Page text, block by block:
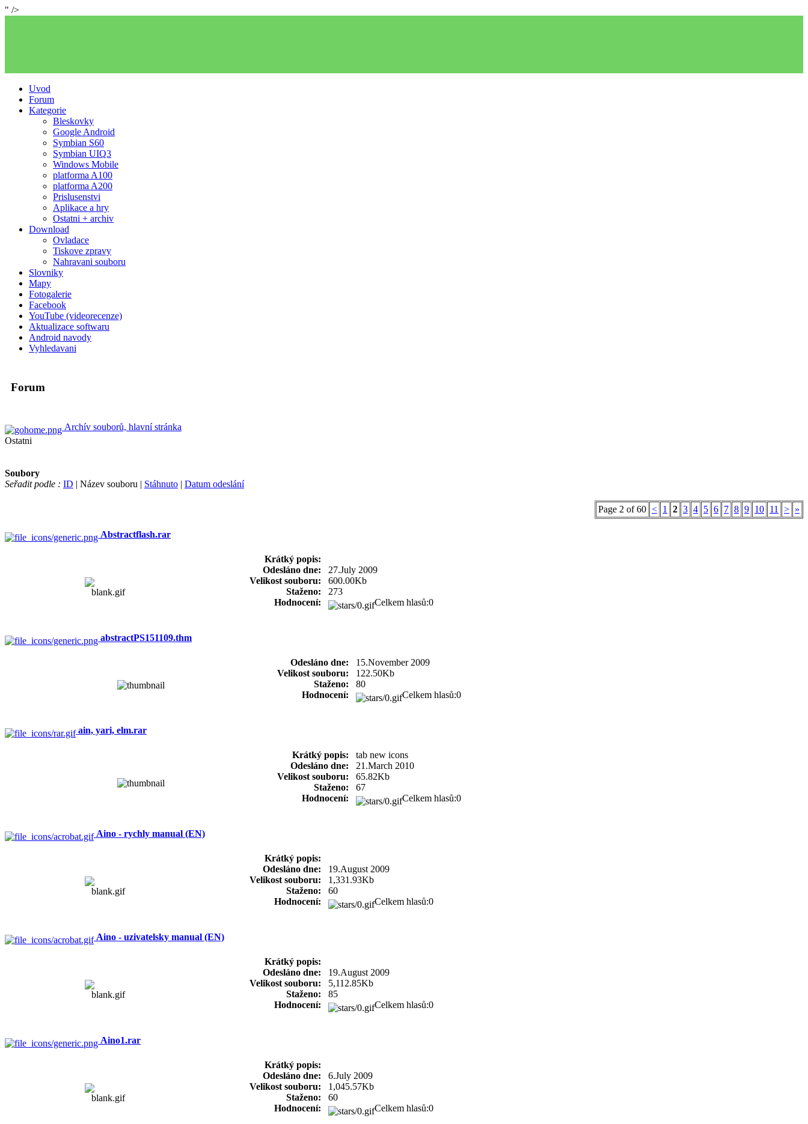
" />
Uvod
Forum
Kategorie
Bleskovky
Google Android
Symbian S60
Symbian UIQ3
Windows Mobile
platforma A100
platforma A200
Prislusenstvi
Aplikace a hry
Ostatni + archiv
Download
Ovladace
Tiskove zpravy
Nahravani souboru
Slovniky
Mapy
Fotogalerie
Facebook
YouTube (videorecenze)
Aktualizace softwaru
Android navody
Vyhledavani
Forum
Archív souborů, hlavní stránka
Ostatni
Soubory
Seřadit podle : ID | Název souboru | Stáhnuto | Datum odeslání
Page 2 of 60 < 1 2 3 4 5 6 7 8 9 10 11 > »
Abstractflash.rar
Krátký popis:
Odesláno dne:
27.July 2009
Velikost souboru:
600.00Kb
Staženo:
273
Hodnocení:
Celkem hlasů:0
abstractPS151109.thm
Odesláno dne:
15.November 2009
Velikost souboru:
122.50Kb
Staženo:
80
Hodnocení:
Celkem hlasů:0
ain, yari, elm.rar
Krátký popis:
tab new icons
Odesláno dne:
21.March 2010
Velikost souboru:
65.82Kb
Staženo:
67
Hodnocení:
Celkem hlasů:0
Aino - rychly manual (EN)
Krátký popis:
Odesláno dne:
19.August 2009
Velikost souboru:
1,331.93Kb
Staženo:
60
Hodnocení:
Celkem hlasů:0
Aino - uzivatelsky manual (EN)
Krátký popis:
Odesláno dne:
19.August 2009
Velikost souboru:
5,112.85Kb
Staženo:
85
Hodnocení:
Celkem hlasů:0
Aino1.rar
Krátký popis:
Odesláno dne:
6.July 2009
Velikost souboru:
1,045.57Kb
Staženo:
60
Hodnocení:
Celkem hlasů:0